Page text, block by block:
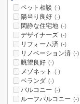
ペット相談 (-)
陽当り良好 (-)
閑静な住宅地 (-)
デザイナーズ (-)
リフォーム済 (-)
リノベーション済 (-)
眺望良好 (-)
メゾネット (-)
ベランダ (-)
バルコニー (-)
ルーフバルコニー (-)